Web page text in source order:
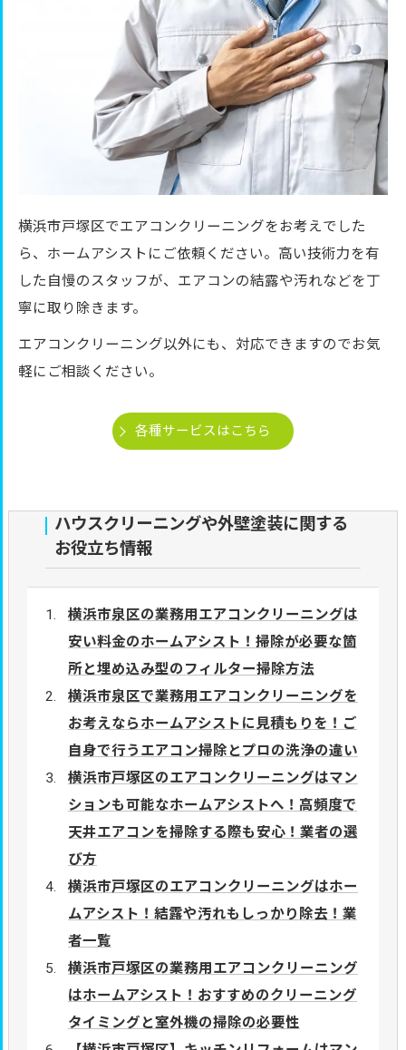
横浜市戸塚区でエアコンクリーニングをお考えでした
ら、ホームアシストにご依頼ください。高い技術力を有
した自慢のスタッフが、エアコンの結露や汚れなどを丁
寧に取り除きます。
エアコンクリーニング以外にも、対応できますのでお気
軽にご相談ください。
各種サービスはこちら
ハウスクリーニングや外壁塗装に関する
お役立ち情報
横浜市泉区の業務用エアコンクリーニングは
安い料金のホームアシスト！掃除が必要な箇
所と埋め込み型のフィルター掃除方法
横浜市泉区で業務用エアコンクリーニングを
お考えならホームアシストに見積もりを！ご
自身で行うエアコン掃除とプロの洗浄の違い
横浜市戸塚区のエアコンクリーニングはマン
ションも可能なホームアシストへ！高頻度で
天井エアコンを掃除する際も安心！業者の選
び方
横浜市戸塚区のエアコンクリーニングはホー
ムアシスト！結露や汚れもしっかり除去！業
者一覧
横浜市戸塚区の業務用エアコンクリーニング
はホームアシスト！おすすめのクリーニング
タイミングと室外機の掃除の必要性